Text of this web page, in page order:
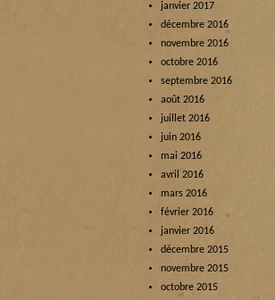
janvier 2017
décembre 2016
novembre 2016
octobre 2016
septembre 2016
août 2016
juillet 2016
juin 2016
mai 2016
avril 2016
mars 2016
février 2016
janvier 2016
décembre 2015
novembre 2015
octobre 2015